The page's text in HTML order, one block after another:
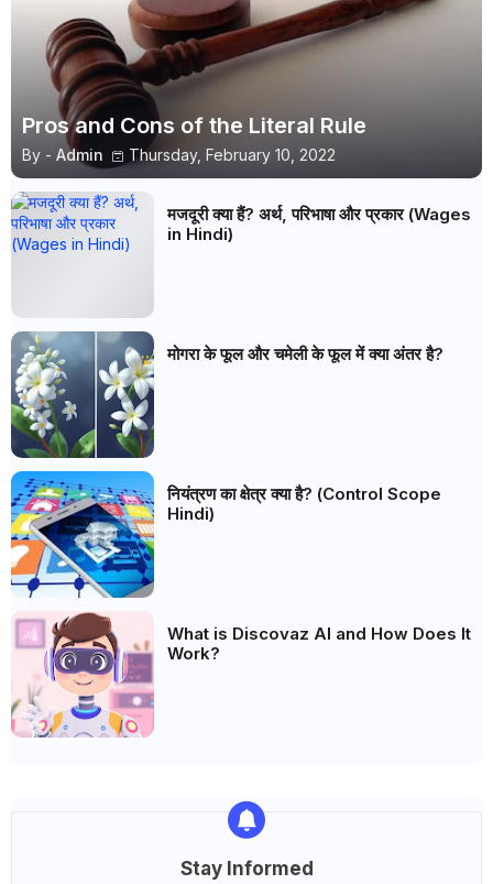
Pros and Cons of the Literal Rule
By - Admin Thursday, February 10, 2022
मजदूरी क्या हैं? अर्थ, परिभाषा और प्रकार (Wages
in Hindi)
मोगरा के फूल और चमेली के फूल में क्या अंतर है?
नियंत्रण का क्षेत्र क्या है? (Control Scope
Hindi)
What is Discovaz AI and How Does It
Work?
Stay Informed